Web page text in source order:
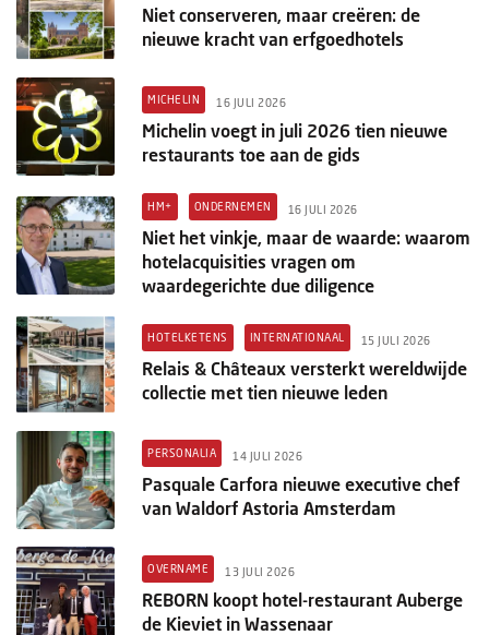
Niet conserveren, maar creëren: de
nieuwe kracht van erfgoedhotels
MICHELIN 16 JULI 2026
Michelin voegt in juli 2026 tien nieuwe
restaurants toe aan de gids
HM+ ONDERNEMEN 16 JULI 2026
Niet het vinkje, maar de waarde: waarom
hotelacquisities vragen om
waardegerichte due diligence
HOTELKETENS INTERNATIONAAL 15 JULI 2026
Relais & Châteaux versterkt wereldwijde
collectie met tien nieuwe leden
PERSONALIA 14 JULI 2026
Pasquale Carfora nieuwe executive chef
van Waldorf Astoria Amsterdam
OVERNAME 13 JULI 2026
REBORN koopt hotel-restaurant Auberge
de Kieviet in Wassenaar